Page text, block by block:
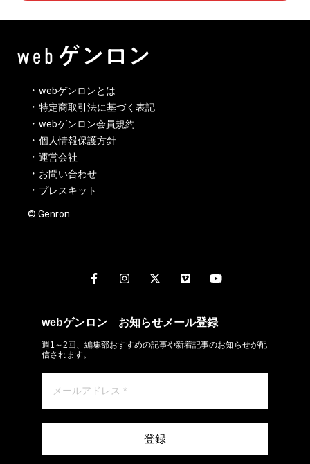
webゲンロンとは
特定商取引法に基づく表記
webゲンロン会員規約
個人情報保護方針
運営会社
お問い合わせ
プレスキット
© Genron
webゲンロン お知らせメール登録
週1～2回、編集部おすすめの記事や新着記事のお知らせが配
信されます。
登録